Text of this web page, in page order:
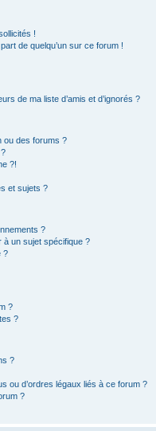
!
de quelqu’un sur ce forum !
de ma liste d’amis et d’ignorés ?
ou des forums ?
?!
et sujets ?
?
à un sujet spécifique ?
?
?
?
?
ou d’ordres légaux liés à ce forum ?
?